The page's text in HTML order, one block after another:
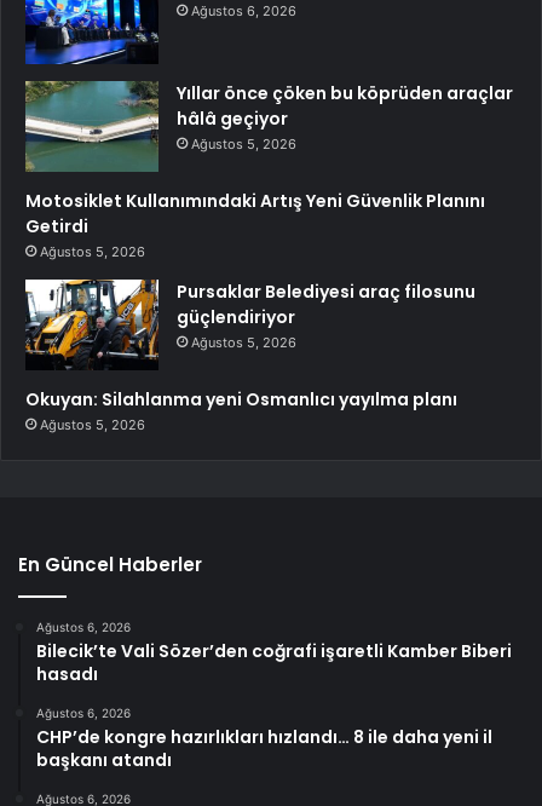
Ağustos 6, 2026
Yıllar önce çöken bu köprüden araçlar
hâlâ geçiyor
Ağustos 5, 2026
Motosiklet Kullanımındaki Artış Yeni Güvenlik Planını
Getirdi
Ağustos 5, 2026
Pursaklar Belediyesi araç filosunu
güçlendiriyor
Ağustos 5, 2026
Okuyan: Silahlanma yeni Osmanlıcı yayılma planı
Ağustos 5, 2026
En Güncel Haberler
Ağustos 6, 2026
Bilecik’te Vali Sözer’den coğrafi işaretli Kamber Biberi
hasadı
Ağustos 6, 2026
CHP’de kongre hazırlıkları hızlandı… 8 ile daha yeni il
başkanı atandı
Ağustos 6, 2026